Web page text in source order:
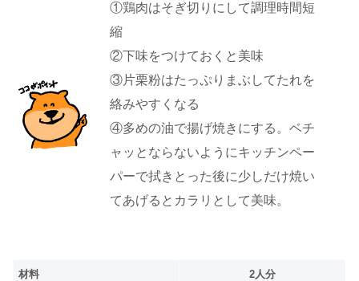
①鶏肉はそぎ切りにして調理時間短
縮
②下味をつけておくと美味
③片栗粉はたっぷりまぶしてたれを
絡みやすくなる
④多めの油で揚げ焼きにする。ベチ
ャッとならないようにキッチンペー
パーで拭きとった後に少しだけ焼い
てあげるとカラリとして美味。
材料 2人分